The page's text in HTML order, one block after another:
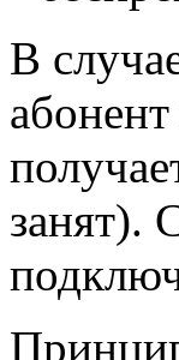
В
занят).